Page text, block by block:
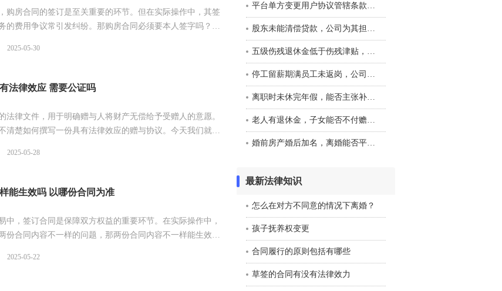
购房合同的签订是至关重要的环节。但在实际操作中，其签
的费用争议常引发纠纷。那购房合同必须要本人签字吗？如
2025-05-30
法律效应 需要公证吗
法律文件，用于明确赠与人将财产无偿给予受赠人的意愿。
清楚如何撰写一份具有法律效应的赠与协议。今天我们就一
2025-05-28
能生效吗 以哪份合同为准
中，签订合同是保障双方权益的重要环节。在实际操作中，
份合同内容不一样的问题，那两份合同内容不一样能生效
2025-05-22
平台单方变更用户协议管辖条款，对用户是否有效？
股东未能清偿贷款，公司为其担保是否承担连带责任？
五级伤残退休金低于伤残津贴，能否补差额？
停工留薪期满员工未返岗，公司也未通知，该如何处理？
离职时未休完年假，能否主张补偿？
老人有退休金，子女能否不付赡养费？
婚前房产婚后加名，离婚能否平分？
最新法律知识
怎么在对方不同意的情况下离婚？
孩子抚养权变更
合同履行的原则包括有哪些
草签的合同有没有法律效力